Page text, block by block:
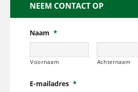
NEEM CONTACT OP
Naam *
Voornaam Achternaam
E-mailadres *